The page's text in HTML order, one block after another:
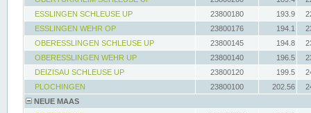
ESSLINGEN SCHLEUSE UP
23800180 193.9
ESSLINGEN WEHR OP
23800176 194.1
OBERESSLINGEN SCHLEUSE UP
23800145 194.8
OBERESSLINGEN WEHR UP
23800140 196.5
DEIZISAU SCHLEUSE UP
23800120 199.5
PLOCHINGEN
23800100 202.56
NEUE MAAS